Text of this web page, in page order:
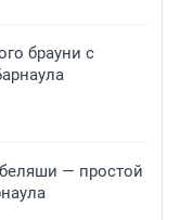
брауни с
— простой